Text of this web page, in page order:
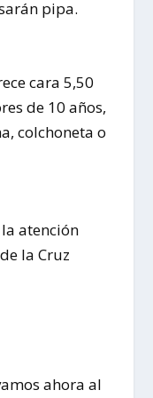
pipa.
cara 5,50
de 10 años,
colchoneta o
atención
la Cruz
ahora al